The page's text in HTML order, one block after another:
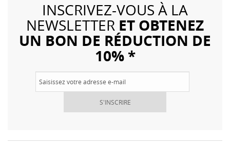
INSCRIVEZ-VOUS À LA
NEWSLETTER ET OBTENEZ
UN BON DE RÉDUCTION DE
10% *
S'INSCRIRE